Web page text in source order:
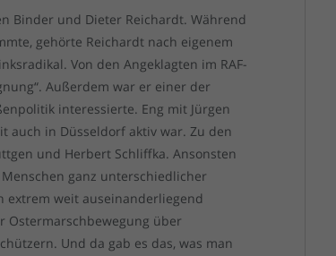
Binder und Dieter Reichardt. Während
gehörte Reichardt nach eigenem
Von den Angeklagten im RAF-
Außerdem war er einer der
interessierte. Eng mit Jürgen
auch in Düsseldorf aktiv war. Zu den
und Herbert Schliffka. Ansonsten
ganz unterschiedlicher
extrem weit auseinanderliegend
Ostermarschbewegung über
Und da gab es das, was man